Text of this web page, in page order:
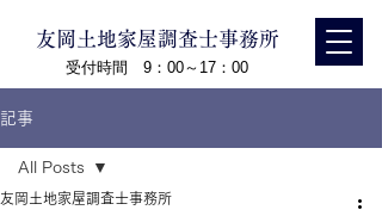
友岡土地家屋調査士事務所
受付時間 9：00～17：00
記事
All Posts
友岡土地家屋調査士事務所